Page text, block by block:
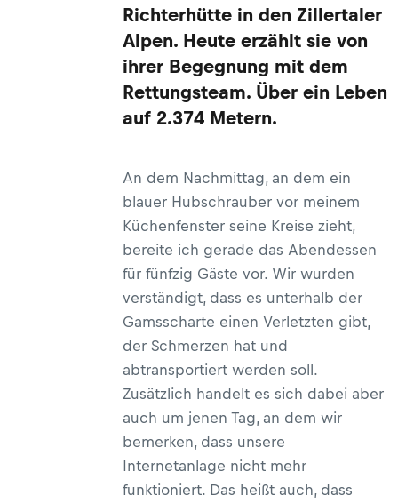
Richterhütte in den Zillertaler
Alpen. Heute erzählt sie von
ihrer Begegnung mit dem
Rettungsteam. Über ein Leben
auf 2.374 Metern.
An dem Nachmittag, an dem ein
blauer Hubschrauber vor meinem
Küchenfenster seine Kreise zieht,
bereite ich gerade das Abendessen
für fünfzig Gäste vor. Wir wurden
verständigt, dass es unterhalb der
Gamsscharte einen Verletzten gibt,
der Schmerzen hat und
abtransportiert werden soll.
Zusätzlich handelt es sich dabei aber
auch um jenen Tag, an dem wir
bemerken, dass unsere
Internetanlage nicht mehr
funktioniert. Das heißt auch, dass